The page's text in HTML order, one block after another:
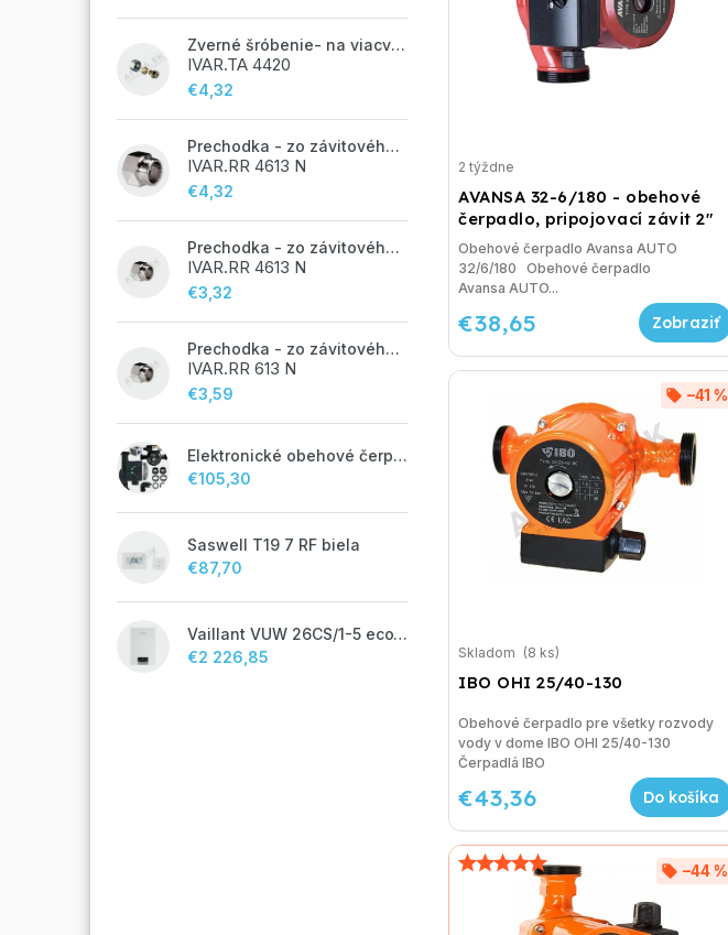
Zverné šróbenie- na viacvrstvové potrubie ALPEX - 14x2 ALU-EK
IVAR.TA 4420
€4,32
Prechodka - zo závitového potrubia na zverné šróbenie - 3/4"FxEK; nikel
IVAR.RR 4613 N
€4,32
Prechodka - zo závitového potrubia na zverné šróbenie - 1/2"FxEK; nikel
IVAR.RR 4613 N
€3,32
Prechodka - zo závitového potrubia na zverné šróbenie - 1/2"FxM24;
IVAR.RR 613 N
€3,59
Elektronické obehové čerpadlo NOVA 25-60/130 úsporné na kúrenie
€105,30
Saswell T19 7 RF biela
€87,70
Vaillant VUW 26CS/1-5 ecoTEC plus IoniDetect - s prietokovým ohrevom TV
€2 226,85
AVANSA 32-6/180 - obehové
čerpadlo, pripojovací závit 2"
2 týždne
€38,65
Obehové čerpadlo Avansa AUTO
32/6/180 Obehové čerpadlo
Avansa AUTO...
IBO OHI 25/40-130
–41 %
Skladom (8 ks)
€43,36 Do košíka
Obehové čerpadlo pre všetky rozvody
vody v dome IBO OHI 25/40-130
Čerpadlá IBO
–44 %